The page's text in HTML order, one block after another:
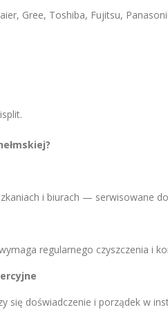
Gree, Toshiba, Fujitsu,
i biurach — serwisowane
regularnego czyszczenia i
się doświadczenie i porządek w